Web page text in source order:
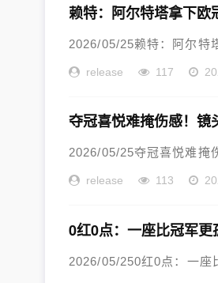
赖特：阿尔特塔拿下
2026/05/25赖特：阿尔特
release 117
夺冠喜悦难掩伤感！镜
2026/05/25夺冠喜悦难掩
release 113
0红0点：一座比冠军更
2026/05/250红0点：一座